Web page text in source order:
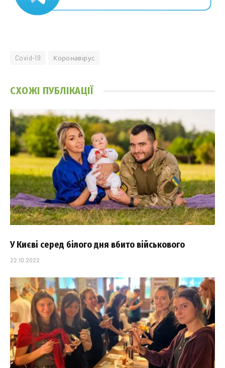
Covid-19 Коронавірус
СХОЖІ ПУБЛІКАЦІЇ
У Києві серед білого дня вбито військового
22.10.2022